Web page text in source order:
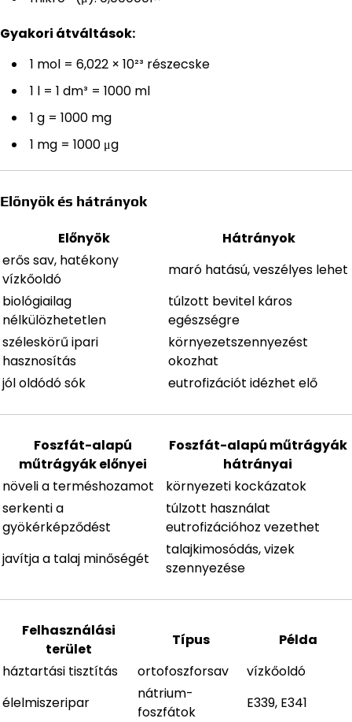
Gyakori átváltások:
1 mol = 6,022 × 10²³ részecske
1 l = 1 dm³ = 1000 ml
1 g = 1000 mg
1 mg = 1000 μg
Előnyök és hátrányok
Előnyök
Hátrányok
erős sav, hatékony
vízkőoldó
maró hatású, veszélyes lehet
biológiailag
nélkülözhetetlen
túlzott bevitel káros
egészségre
széleskörű ipari
hasznosítás
környezetszennyezést
okozhat
jól oldódó sók
eutrofizációt idézhet elő
Foszfát-alapú
műtrágyák előnyei
Foszfát-alapú műtrágyák
hátrányai
növeli a terméshozamot
környezeti kockázatok
serkenti a
gyökérképződést
túlzott használat
eutrofizációhoz vezethet
javítja a talaj minőségét
talajkimosódás, vizek
szennyezése
Felhasználási
terület
Típus
Példa
háztartási tisztítás
ortofoszforsav
vízkőoldó
élelmiszeripar
nátrium-
foszfátok
E339, E341